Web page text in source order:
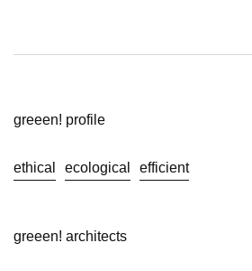
greeen! profile
ethical ecological efficient
greeen! architects